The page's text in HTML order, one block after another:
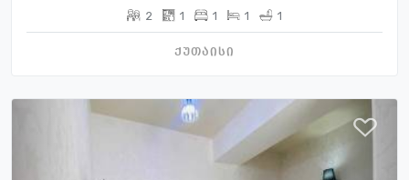
2 1 1 1 1
ქუთაისი